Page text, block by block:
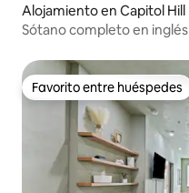
Alojamiento en Capitol Hill
Sótano completo en inglés
Favorito entre huéspedes
Favorito entre huéspedes